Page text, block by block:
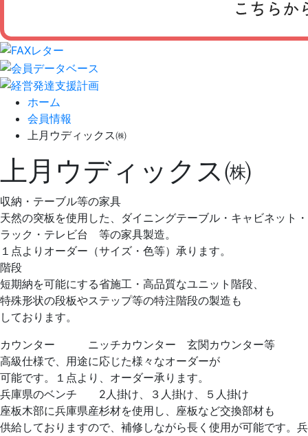
ホーム
会員情報
上月ウディックス㈱
上月ウディックス㈱
収納・テーブル等の家具
天然の突板を使用した、ダイニングテーブル・キャビネット・
ラック・テレビ台 等の家具製造。
１点よりオーダー（サイズ・色等）承ります。
階段
短期納を可能にする省施工・高品質なユニット階段、
特殊形状の段板やステップ等の特注階段の製造も
しております。
カウンター ニッチカウンター 玄関カウンター等
高級仕様で、用途に応じた様々なオーダーが
可能です。１点より、オーダー承ります。
兵庫県のベンチ 2人掛け、３人掛け、５人掛け
座板木部に兵庫県産杉材を使用し、座板など交換部材も
供給しておりますので、補修しながら長く使用が可能です。兵